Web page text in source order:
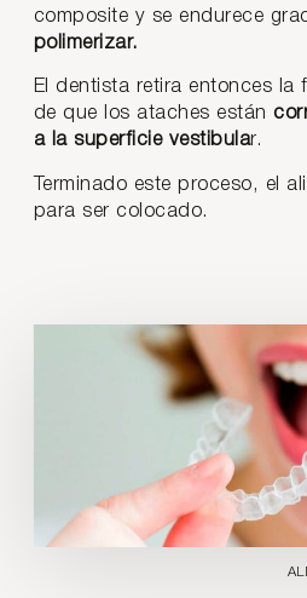
composite y se endurece
polimerizar.
El dentista retira entonces la
de que los ataches están
a la superficie vestibular.
Terminado este proceso, el
para ser colocado.